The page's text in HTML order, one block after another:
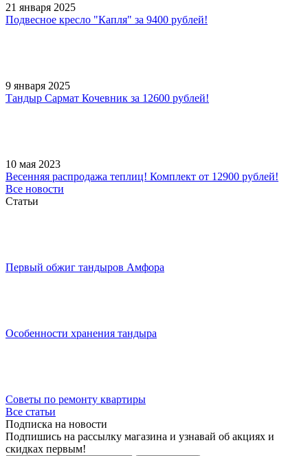
21 января 2025
Подвесное кресло "Капля" за 9400 рублей!
9 января 2025
Тандыр Сармат Кочевник за 12600 рублей!
10 мая 2023
Весенняя распродажа теплиц! Комплект от 12900 рублей!
Все новости
Статьи
Первый обжиг тандыров Амфора
Особенности хранения тандыра
Советы по ремонту квартиры
Все статьи
Подписка на новости
Подпишись на рассылку магазина и узнавай об акциях и
скидках первым!